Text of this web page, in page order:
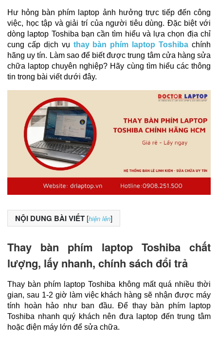
Hư hỏng bàn phím laptop ảnh hưởng trực tiếp đến công
việc, học tập và giải trí của người tiêu dùng. Đặc biệt với
dòng laptop Toshiba bạn cần tìm hiểu và lựa chọn địa chỉ
cung cấp dịch vụ thay bàn phím laptop Toshiba chính
hãng uy tín. Làm sao để biết được trung tâm cửa hàng sửa
chữa laptop chuyên nghiệp? Hãy cùng tìm hiểu các thông
tin trong bài viết dưới đây.
NỘI DUNG BÀI VIẾT [hiện lên]
Thay bàn phím laptop Toshiba chất
lượng, lấy nhanh, chính sách đổi trả
Thay bàn phím laptop Toshiba không mất quá nhiều thời
gian, sau 1-2 giờ làm việc khách hàng sẽ nhận được máy
tính hoàn hảo như ban đầu. Để thay bàn phím laptop
Toshiba nhanh quý khách nên đưa laptop đến trung tâm
hoặc điện máy lớn để sửa chữa.